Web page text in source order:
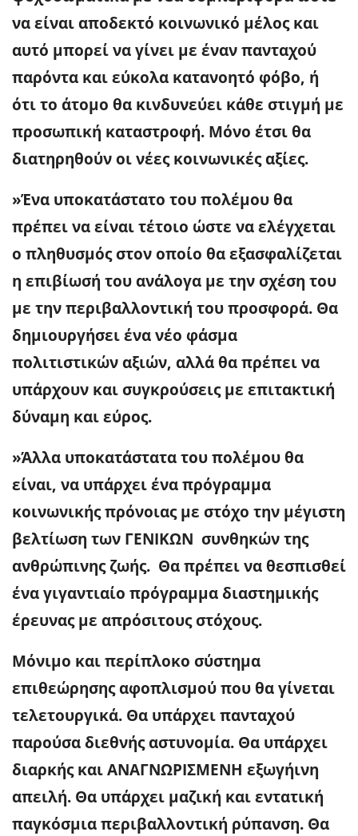
να είναι αποδεκτό κοινωνικό μέλος και
αυτό μπορεί να γίνει με έναν πανταχού
παρόντα και εύκολα κατανοητό φόβο, ή
ότι το άτομο θα κινδυνεύει κάθε στιγμή με
προσωπική καταστροφή. Μόνο έτσι θα
διατηρηθούν οι νέες κοινωνικές αξίες.
»Ένα υποκατάστατο του πολέμου θα
πρέπει να είναι τέτοιο ώστε να ελέγχεται
ο πληθυσμός στον οποίο θα εξασφαλίζεται
η επιβίωσή του ανάλογα με την σχέση του
με την περιβαλλοντική του προσφορά. Θα
δημιουργήσει ένα νέο φάσμα
πολιτιστικών αξιών, αλλά θα πρέπει να
υπάρχουν και συγκρούσεις με επιτακτική
δύναμη και εύρος.
»Άλλα υποκατάστατα του πολέμου θα
είναι, να υπάρχει ένα πρόγραμμα
κοινωνικής πρόνοιας με στόχο την μέγιστη
βελτίωση των ΓΕΝΙΚΩΝ συνθηκών της
ανθρώπινης ζωής. Θα πρέπει να θεσπισθεί
ένα γιγαντιαίο πρόγραμμα διαστημικής
έρευνας με απρόσιτους στόχους.
Μόνιμο και περίπλοκο σύστημα
επιθεώρησης αφοπλισμού που θα γίνεται
τελετουργικά. Θα υπάρχει πανταχού
παρούσα διεθνής αστυνομία. Θα υπάρχει
διαρκής και ΑΝΑΓΝΩΡΙΣΜΕΝΗ εξωγήινη
απειλή. Θα υπάρχει μαζική και εντατική
παγκόσμια περιβαλλοντική ρύπανση. Θα